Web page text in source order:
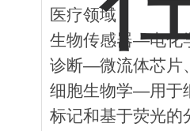
医疗领域
生物传感器―电化
诊断―微流体芯片
细胞生物学―用于
标记和基于荧光的